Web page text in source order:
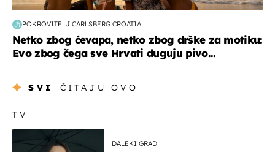
POKROVITELJ CARLSBERG CROATIA
Netko zbog ćevapa, netko zbog drške za motiku:
Evo zbog čega sve Hrvati duguju pivo...
SVI ČITAJU OVO
TV
DALEKI GRAD